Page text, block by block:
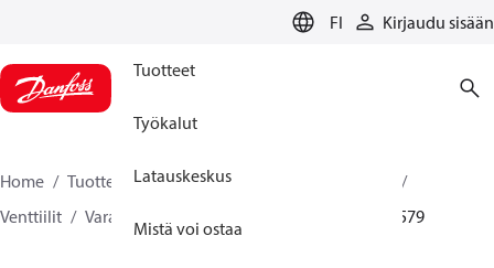
FI Kirjaudu sisään
Tuotteet
Työkalut
Latauskeskus
Mistä voi ostaa
Home Tuotteet
Climate Solutions jäähdytykseen
Venttiilit
Varaosat ja tarvikkeet venttiileille 016D0579